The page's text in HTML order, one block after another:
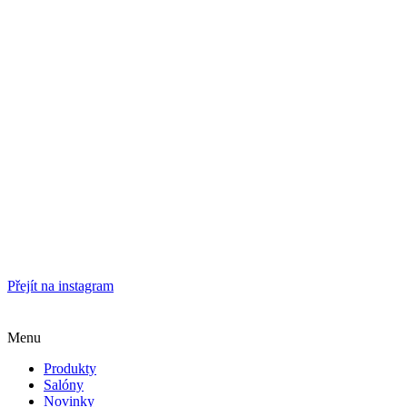
Přejít na instagram
Menu
Produkty
Salóny
Novinky